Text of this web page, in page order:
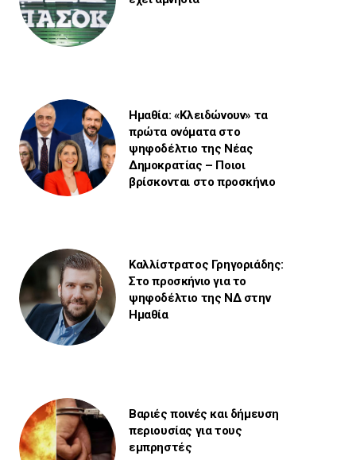
Ημαθία: «Κλειδώνουν» τα
πρώτα ονόματα στο
ψηφοδέλτιο της Νέας
Δημοκρατίας – Ποιοι
βρίσκονται στο προσκήνιο
Καλλίστρατος Γρηγοριάδης:
Στο προσκήνιο για το
ψηφοδέλτιο της ΝΔ στην
Ημαθία
Βαριές ποινές και δήμευση
περιουσίας για τους
εμπρηστές